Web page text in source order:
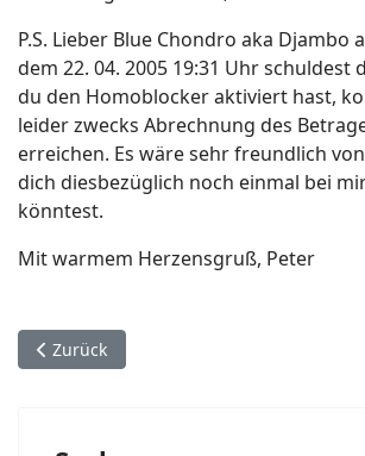
P.S. Lieber Blue Chondro aka Djambo
dem 22. 04. 2005 19:31 Uhr schuldest
du den Homoblocker aktiviert hast,
leider zwecks Abrechnung des
erreichen. Es wäre sehr freundlich
dich diesbezüglich noch einmal bei
könntest.
Mit warmem Herzensgruß, Peter
Vorheriger Beitrag: Kein Kopierschutz
Zurück